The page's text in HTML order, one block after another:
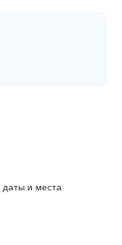
даты и места